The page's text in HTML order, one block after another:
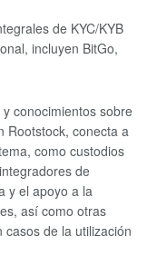
de KYC/KYB
incluyen BitGo,
conocimientos sobre
Rootstock, conecta a
como custodios
de
y el apoyo a la
así como otras
de la utilización